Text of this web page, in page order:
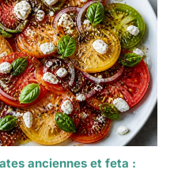
anciennes et feta :